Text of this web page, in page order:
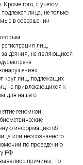
того, с учетом
лица, не только
в совершении
лиц,
деяния, не являющиеся
круг лиц, подлежащих
не привлекающихся к
для нашего
геномной
информацию об
или неопознанного
по проведению
РФ
причины, по